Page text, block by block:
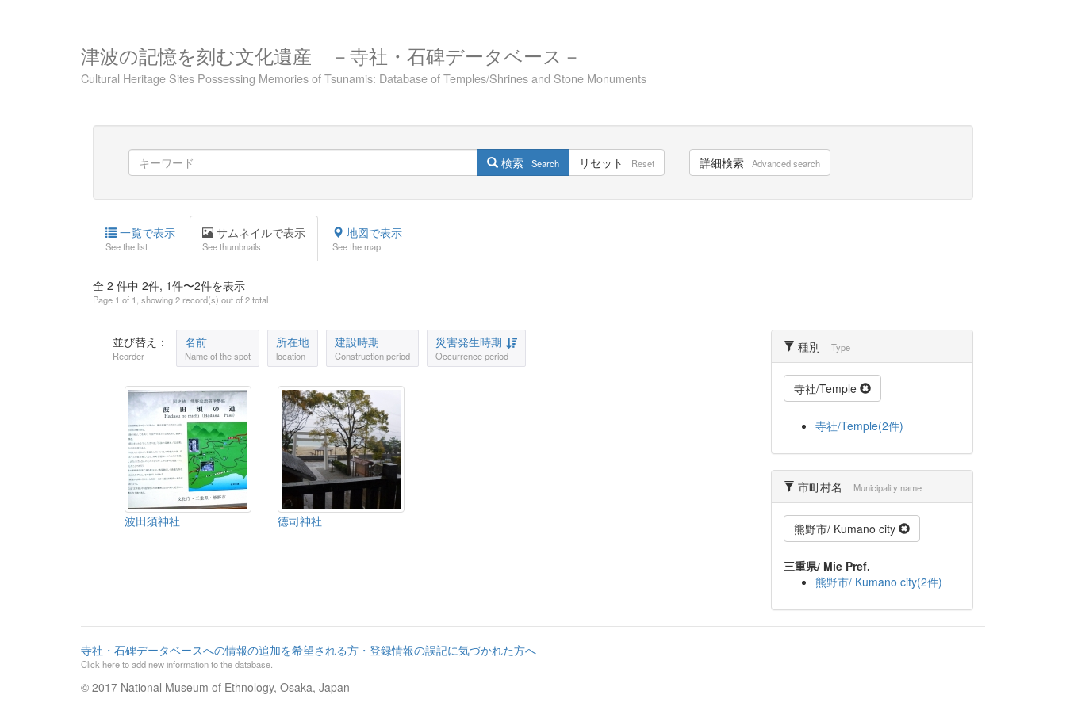
津波の記憶を刻む文化遺産 －寺社・石碑データベース－
Cultural Heritage Sites Possessing Memories of Tsunamis: Database of Temples/Shrines and Stone Monuments
検索 Search リセット Reset 詳細検索 Advanced search
一覧で表示
See the list
サムネイルで表示
See thumbnails
地図で表示
See the map
全 2 件中 2件, 1件〜2件を表示
Page 1 of 1, showing 2 record(s) out of 2 total
並び替え：
Reorder
名前
Name of the spot
所在地
location
建設時期
Construction period
災害発生時期
Occurrence period
波田須神社 徳司神社
種別 Type
寺社/Temple
寺社/Temple(2件)
市町村名 Municipality name
熊野市/ Kumano city
三重県/ Mie Pref.
熊野市/ Kumano city(2件)
寺社・石碑データベースへの情報の追加を希望される方・登録情報の誤記に気づかれた方へ
Click here to add new information to the database.
© 2017 National Museum of Ethnology, Osaka, Japan